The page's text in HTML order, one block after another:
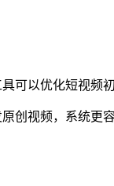
可以优化短视频
创视频，系统更